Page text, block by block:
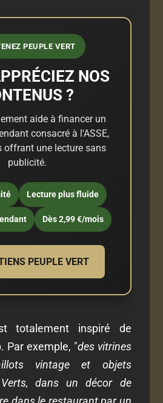
PEUPLE VERT
NOS
?
aide à financer un
consacré à l'ASSE,
offrant une lecture sans
publicité.
Lecture plus fluide
Dès 2,99 €/mois
PEUPLE VERT
totalement inspiré de
Par exemple, "des vitrines
vintage et objets
dans un décor de